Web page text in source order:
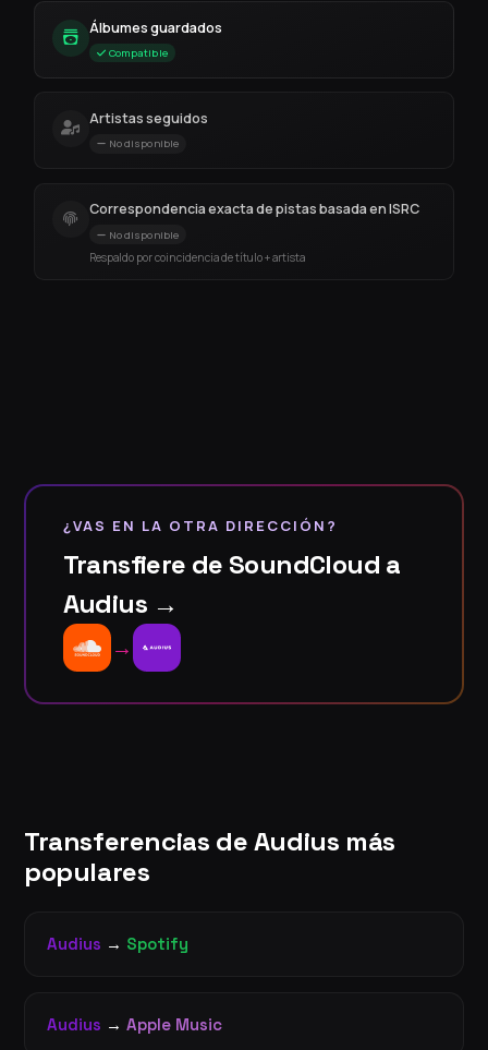
Álbumes guardados
Compatible
Artistas seguidos
No disponible
Correspondencia exacta de pistas basada en ISRC
No disponible
Respaldo por coincidencia de título + artista
¿VAS EN LA OTRA DIRECCIÓN?
Transfiere de SoundCloud a
Audius →
→
Transferencias de Audius más
populares
Audius → Spotify
Audius → Apple Music